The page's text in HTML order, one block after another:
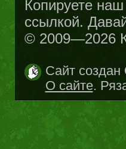
Копируете
ссылкой.
© 2009—2026
Сайт создан
О сайте.